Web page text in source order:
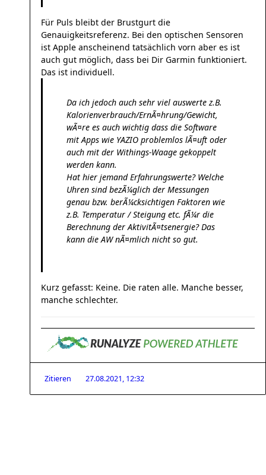
Für Puls bleibt der Brustgurt die
Genauigkeitsreferenz. Bei den optischen Sensoren
ist Apple anscheinend tatsächlich vorn aber es ist
auch gut möglich, dass bei Dir Garmin funktioniert.
Das ist individuell.
Da ich jedoch auch sehr viel auswerte z.B.
Kalorienverbrauch/ErnÃ¤hrung/Gewicht,
wÃ¤re es auch wichtig dass die Software
mit Apps wie YAZIO problemlos lÃ¤uft oder
auch mit der Withings-Waage gekoppelt
werden kann.
Hat hier jemand Erfahrungswerte? Welche
Uhren sind bezÃ¼glich der Messungen
genau bzw. berÃ¼cksichtigen Faktoren wie
z.B. Temperatur / Steigung etc. fÃ¼r die
Berechnung der AktivitÃ¤tsenergie? Das
kann die AW nÃ¤mlich nicht so gut.
Kurz gefasst: Keine. Die raten alle. Manche besser,
manche schlechter.
Zitieren 27.08.2021, 12:32